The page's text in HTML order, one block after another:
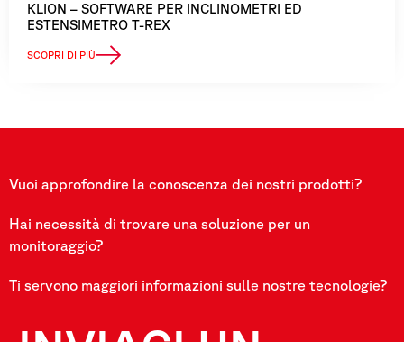
KLION – SOFTWARE PER INCLINOMETRI ED
ESTENSIMETRO T-REX
SCOPRI DI PIÙ
Vuoi approfondire la conoscenza dei nostri prodotti?
Hai necessità di trovare una soluzione per un
monitoraggio?
Ti servono maggiori informazioni sulle nostre tecnologie?